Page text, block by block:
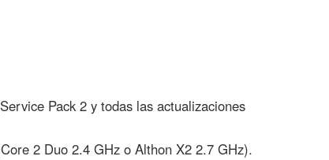
Pack 2 y todas las actualizaciones
2 Duo 2.4 GHz o Althon X2 2.7 GHz).